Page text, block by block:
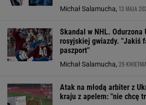
Michał Salamucha, 13 MAJA
Skandal w NHL. Odurzona
rosyjskiej gwiazdy. "Jakiś
paszport"
Michał Salamucha, 29
Atak na młodą arbiter z
kraju z apelem: "nie chcę